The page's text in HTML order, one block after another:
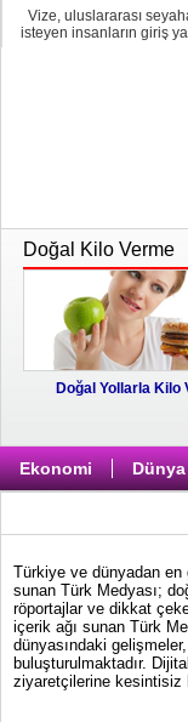
Vize, uluslararası
isteyen insanların giriş
Doğal Kilo Verme
Doğal Yollarla Kilo
Ekonomi Dünya
Türkiye ve dünyadan en
sunan Türk Medyası;
röportajlar ve dikkat
içerik ağı sunan Türk
dünyasındaki
buluşturulmaktadır.
ziyaretçilerine kesintisiz